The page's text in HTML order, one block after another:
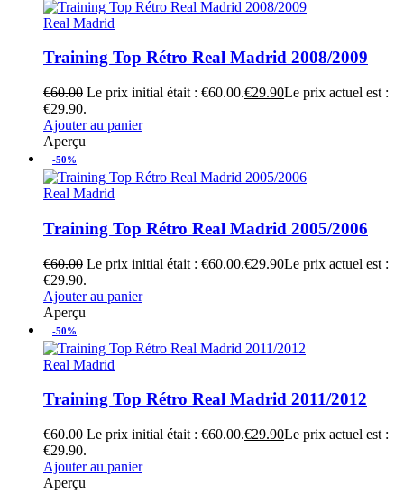
Real Madrid
Training Top Rétro Real Madrid 2008/2009
€60.00 Le prix initial était : €60.00.€29.90Le prix actuel est :
€29.90.
Ajouter au panier
Aperçu
-50%
Real Madrid
Training Top Rétro Real Madrid 2005/2006
€60.00 Le prix initial était : €60.00.€29.90Le prix actuel est :
€29.90.
Ajouter au panier
Aperçu
-50%
Real Madrid
Training Top Rétro Real Madrid 2011/2012
€60.00 Le prix initial était : €60.00.€29.90Le prix actuel est :
€29.90.
Ajouter au panier
Aperçu